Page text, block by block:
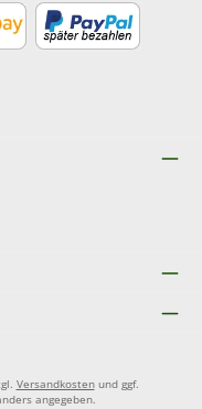
Versandkostenund ggf.
angegeben.